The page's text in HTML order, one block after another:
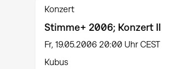
Konzert
Stimme+ 2006; Konzert II
Fr, 19.05.2006 20:00 Uhr CEST
Kubus